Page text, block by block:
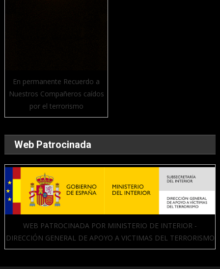
En permanente Recuerdo a
Nuestros Compañeros caídos
por el terrorismo
Web Patrocinada
WEB PATROCINADA POR MINISTERIO DE INTERIOR -
DIRECCIÓN GENERAL DE APOYO A VICTIMAS DEL TERRORISMO